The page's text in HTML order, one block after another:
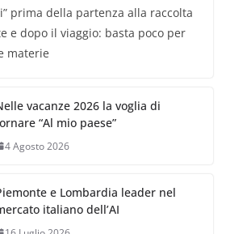
prima della partenza alla raccolta
e dopo il viaggio: basta poco per
materie
vacanze 2026 la voglia di
“Al mio paese”
4 Agosto 2026
e Lombardia leader nel
italiano dell’AI